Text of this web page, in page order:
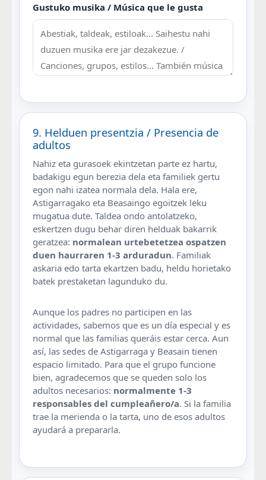
Gustuko musika / Música que le gusta
9. Helduen presentzia / Presencia de
adultos
Nahiz eta gurasoek ekintzetan parte ez hartu,
badakigu egun berezia dela eta familiek gertu
egon nahi izatea normala dela. Hala ere,
Astigarragako eta Beasaingo egoitzek leku
mugatua dute. Taldea ondo antolatzeko,
eskertzen dugu behar diren helduak bakarrik
geratzea: normalean urtebetetzea ospatzen
duen haurraren 1-3 arduradun. Familiak
askaria edo tarta ekartzen badu, heldu horietako
batek prestaketan lagunduko du.
Aunque los padres no participen en las
actividades, sabemos que es un día especial y es
normal que las familias queráis estar cerca. Aun
así, las sedes de Astigarraga y Beasain tienen
espacio limitado. Para que el grupo funcione
bien, agradecemos que se queden solo los
adultos necesarios: normalmente 1-3
responsables del cumpleañero/a. Si la familia
trae la merienda o la tarta, uno de esos adultos
ayudará a prepararla.